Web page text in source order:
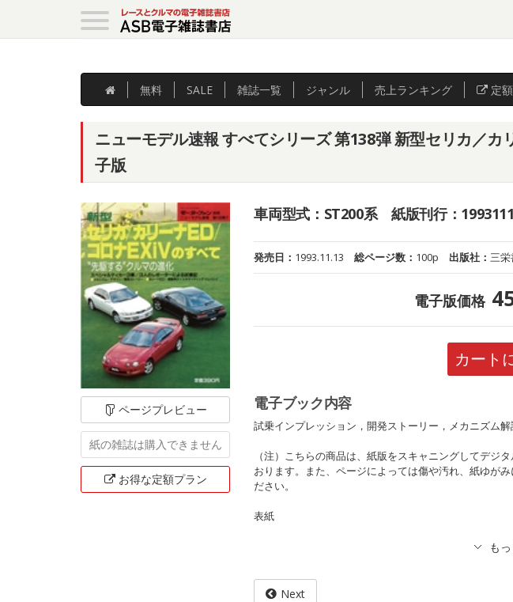
無料 SALE 雑誌一覧 ジャンル 売上ランキング 定
ニューモデル速報 すべてシリーズ 第138弾 新型セリカ／カ
子版
ページプレビュー
紙の雑誌は購入できません
お得な定額プラン
車両型式：ST200系 紙版刊行：
発売日： 1993.11.13 総ページ数： 100p 出版社：三
電子版価格
カート
電子ブック内容
試乗インプレッション，開発ストーリー，メカニズム
（注）こちらの商品は、紙版をスキャニングしてデジ
おります。また、ページによっては傷や汚れ、紙ゆが
ださい。
表紙
Next